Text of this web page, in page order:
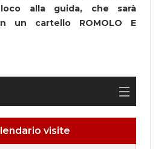
visite
alla guida, che sarà
un cartello ROMOLO E